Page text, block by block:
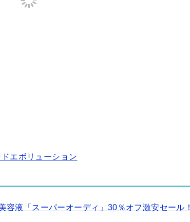
エボリューション
容液「スーパーオーディ」30％オフ激安セール！